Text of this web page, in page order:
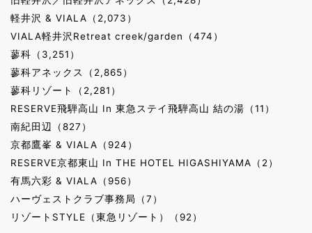
軽井沢 & VIALA（2,073）
VIALA軽井沢Retreat creek/garden（474）
蓼科（3,251）
蓼科アネックス（2,865）
蓼科リゾート（2,281）
RESERVE飛騨高山 In 東急ステイ飛騨高山 結の湯（11）
南紀田辺（827）
京都鷹峯 & VIALA（924）
RESERVE京都東山 In THE HOTEL HIGASHIYAMA（2）
有馬六彩 & VIALA（956）
ハーヴェストクラブ事務局（7）
リゾートSTYLE（東急リゾート）（92）